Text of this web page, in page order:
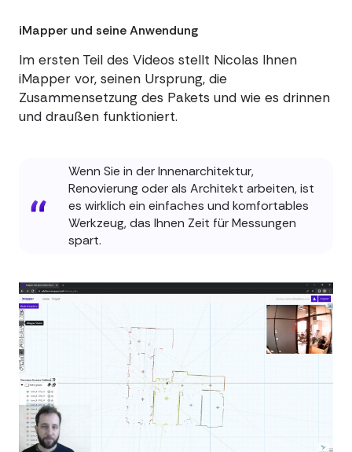
iMapper und seine Anwendung
Im ersten Teil des Videos stellt Nicolas Ihnen
iMapper vor, seinen Ursprung, die
Zusammensetzung des Pakets und wie es drinnen
und draußen funktioniert.
Wenn Sie in der Innenarchitektur,
Renovierung oder als Architekt arbeiten, ist
es wirklich ein einfaches und komfortables
Werkzeug, das Ihnen Zeit für Messungen
spart.